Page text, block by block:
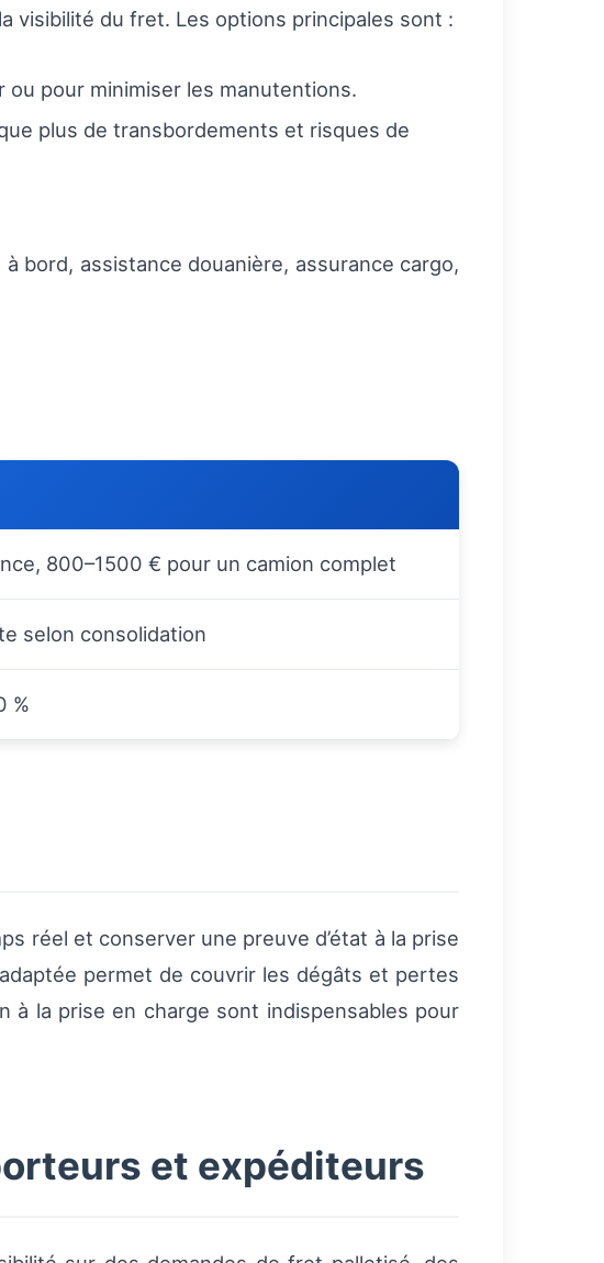
visibilité du fret. Les options principales sont :
ou pour minimiser les manutentions.
plus de transbordements et risques de
bord, assistance douanière, assurance cargo,
800–1500 € pour un camion complet
selon consolidation
%
réel et conserver une preuve d’état à la prise
permet de couvrir les dégâts et pertes
à la prise en charge sont indispensables pour
et expéditeurs